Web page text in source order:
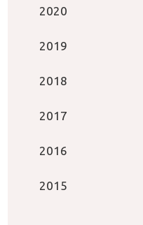
2020
2019
2018
2017
2016
2015